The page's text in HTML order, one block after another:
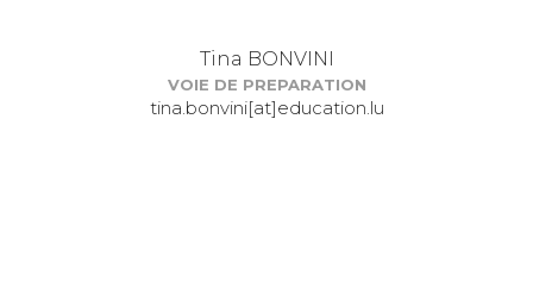
Tina BONVINI
VOIE DE PREPARATION
tina.bonvini[at]education.lu